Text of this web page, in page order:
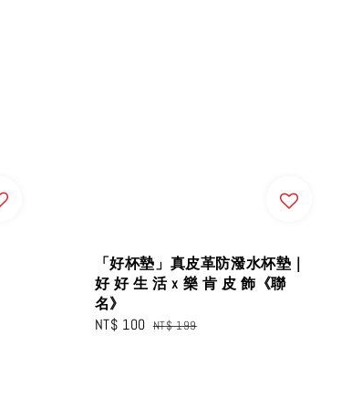
「好杯墊」真皮革防潑水杯墊｜
好 好 生 活 x 樂 肯 皮 飾《聯
名》
Sale
NT$ 100 Regular
NT$ 199